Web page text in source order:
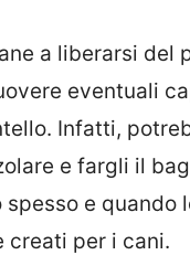
a liberarsi del
eventuali
Infatti,
e fargli il
e quando
per i cani.